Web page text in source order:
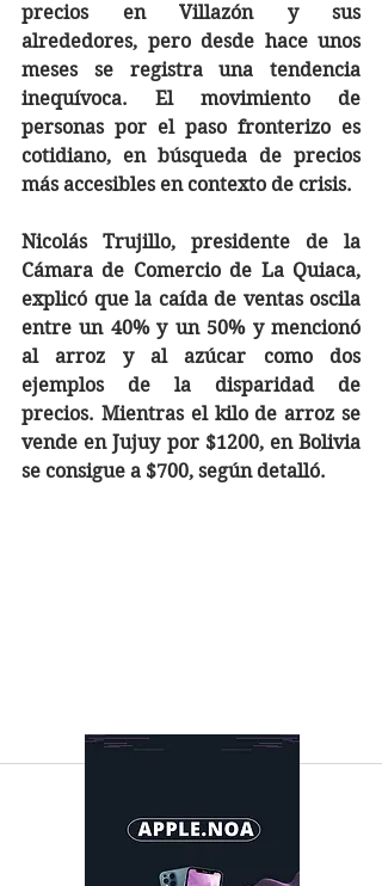
precios en Villazón y sus
alrededores, pero desde hace unos
meses se registra una tendencia
inequívoca. El movimiento de
personas por el paso fronterizo es
cotidiano, en búsqueda de precios
más accesibles en contexto de crisis.
Nicolás Trujillo, presidente de la
Cámara de Comercio de La Quiaca,
explicó que la caída de ventas oscila
entre un 40% y un 50% y mencionó
al arroz y al azúcar como dos
ejemplos de la disparidad de
precios. Mientras el kilo de arroz se
vende en Jujuy por $1200, en Bolivia
se consigue a $700, según detalló.